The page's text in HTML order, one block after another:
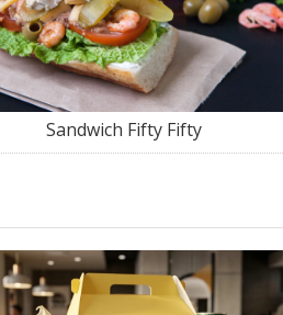
Sandwich Fifty Fifty